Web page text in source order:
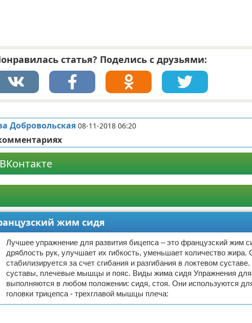
статья? Поделись с друзьями:
Добровольская 08-11-2018 06:20
жим сидя
Лучшее упражнение для развития бицепса – это французский жим
дряблость рук, улучшает их гибкость, уменьшает количество
стабилизируется за счет сгибания и разгибания в локтевом
суставы, плечевые мышцы и пояс. Виды жима сидя Упражнения для
выполняются в любом положении: сидя, стоя. Они используются
головки трицепса - трехглавой мышцы плеча: